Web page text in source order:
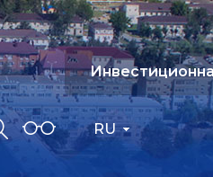
RU